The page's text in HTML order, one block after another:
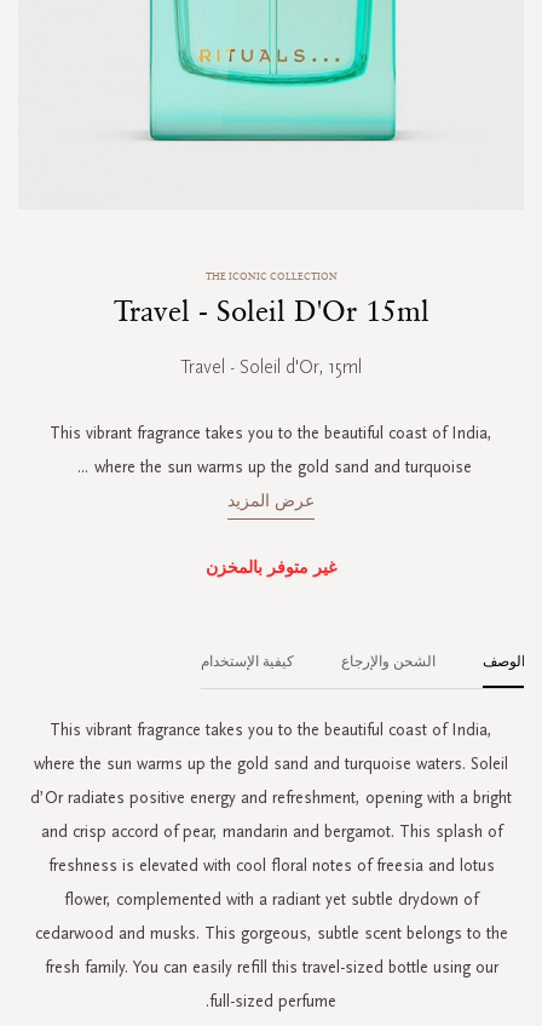
gallery
THE ICONIC COLLECTION
Travel - Soleil D'Or 15ml
Travel - Soleil d'Or, 15ml
This vibrant fragrance takes you to the beautiful coast of India,
where the sun warms up the gold sand and turquoise
...
عرض المزيد
غير متوفر بالمخزن
الوصف
This vibrant fragrance takes you to the beautiful coast of India,
where the sun warms up the gold sand and turquoise waters. Soleil
d’Or radiates positive energy and refreshment, opening with a bright
and crisp accord of pear, mandarin and bergamot. This splash of
freshness is elevated with cool floral notes of freesia and lotus
flower, complemented with a radiant yet subtle drydown of
cedarwood and musks. This gorgeous, subtle scent belongs to the
fresh family. You can easily refill this travel-sized bottle using our
full-sized perfume.
الشحن والإرجاع كيفية الإستخدام